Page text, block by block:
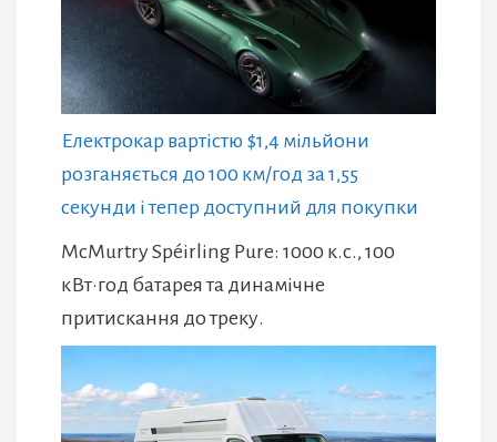
Електрокар вартістю $1,4 мільйони
розганяється до 100 км/год за 1,55
секунди і тепер доступний для покупки
McMurtry Spéirling Pure: 1000 к.с., 100
кВт·год батарея та динамічне
притискання до треку.